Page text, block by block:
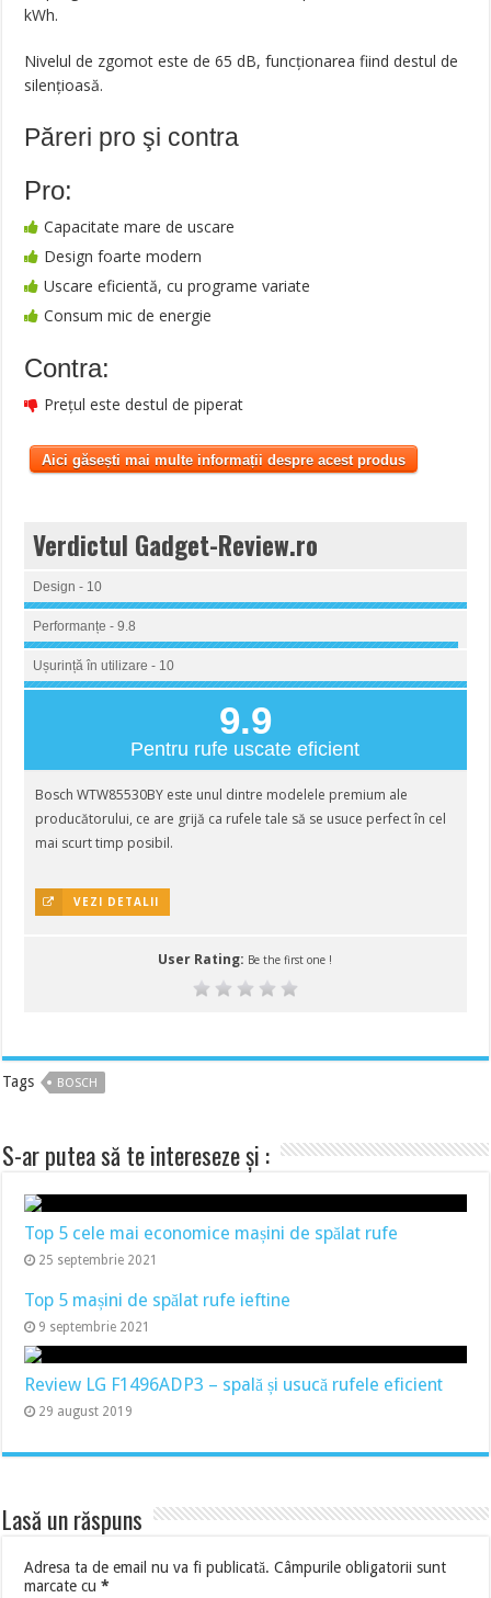
kWh.
Nivelul de zgomot este de 65 dB, funcționarea fiind destul de
silențioasă.
Păreri pro şi contra
Pro:
Capacitate mare de uscare
Design foarte modern
Uscare eficientă, cu programe variate
Consum mic de energie
Contra:
Prețul este destul de piperat
Aici găsești mai multe informații despre acest produs
Verdictul Gadget-Review.ro
Design - 10
Performanțe - 9.8
Ușurință în utilizare - 10
9.9
Pentru rufe uscate eficient
Bosch WTW85530BY este unul dintre modelele premium ale
producătorului, ce are grijă ca rufele tale să se usuce perfect în cel
mai scurt timp posibil.
VEZI DETALII
User Rating: Be the first one !
Tags BOSCH
S-ar putea să te intereseze și :
Top 5 cele mai economice mașini de spălat rufe
25 septembrie 2021
Top 5 mașini de spălat rufe ieftine
9 septembrie 2021
Review LG F1496ADP3 – spală și usucă rufele eficient
29 august 2019
Lasă un răspuns
Adresa ta de email nu va fi publicată. Câmpurile obligatorii sunt
marcate cu*